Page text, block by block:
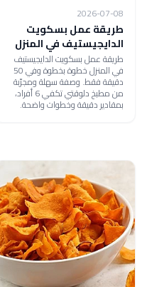
2026-07-08
طريقة عمل بسكويت
الدايجيستيف في المنزل
طريقة عمل بسكويت الدايجيستيف
في المنزل خطوة بخطوة وفي 50
دقيقة فقط. وصفة سهلة ومجرّبة
من مطبخ دلوقتي تكفي 6 أفراد،
بمقادير دقيقة وخطوات واضحة.